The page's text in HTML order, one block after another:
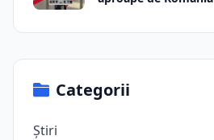
Categorii
Știri